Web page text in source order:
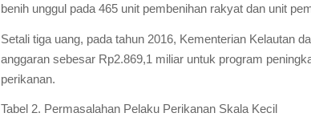
benih unggul pada 465 unit pembenihan rakyat dan unit
Setali tiga uang, pada tahun 2016, Kementerian Kelautan
anggaran sebesar Rp2.869,1 miliar untuk program
perikanan.
Tabel 2. Permasalahan Pelaku Perikanan Skala Kecil